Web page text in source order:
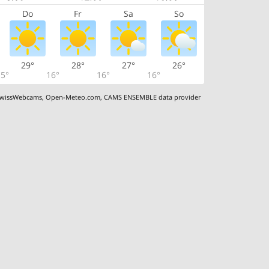
Do Fr Sa So
29°
16°
28°
16°
27°
16°
26°
,Open-Meteo.com,CAMS ENSEMBLE data provider